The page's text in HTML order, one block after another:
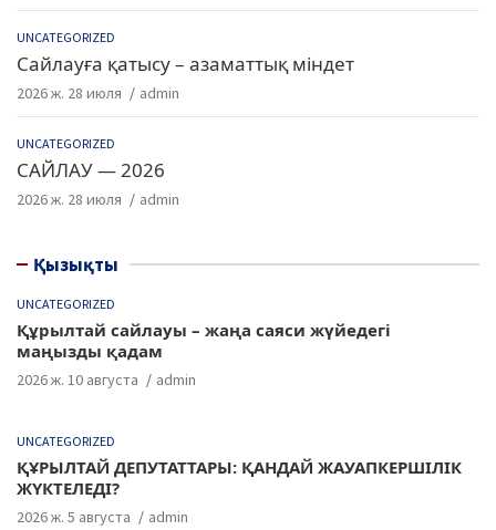
UNCATEGORIZED
Сайлауға қатысу – азаматтық міндет
2026 ж. 28 июля admin
UNCATEGORIZED
САЙЛАУ — 2026
2026 ж. 28 июля admin
Қызықты
UNCATEGORIZED
Құрылтай сайлауы – жаңа саяси жүйедегі
маңызды қадам
2026 ж. 10 августа admin
UNCATEGORIZED
ҚҰРЫЛТАЙ ДЕПУТАТТАРЫ: ҚАНДАЙ ЖАУАПКЕРШІЛІК
ЖҮКТЕЛЕДІ?
2026 ж. 5 августа admin